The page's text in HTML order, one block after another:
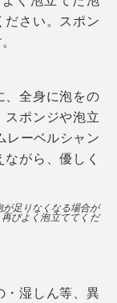
、自然環境への
ださい。スポン
、全身に泡をの
スポンジや泡立
レーベルシャン
がら、優しく
足りなくなる場合が
びよく泡立ててくだ
・湿しん等、異